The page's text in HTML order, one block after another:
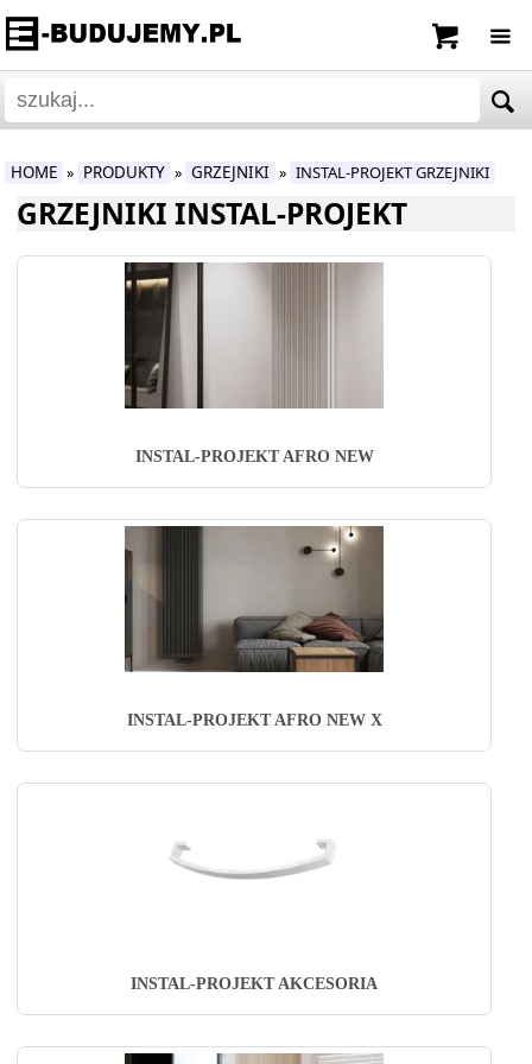
HOME » PRODUKTY » GRZEJNIKI » INSTAL-PROJEKT GRZEJNIKI
GRZEJNIKI INSTAL-PROJEKT
INSTAL-PROJEKT AFRO NEW
INSTAL-PROJEKT AFRO NEW X
INSTAL-PROJEKT AKCESORIA